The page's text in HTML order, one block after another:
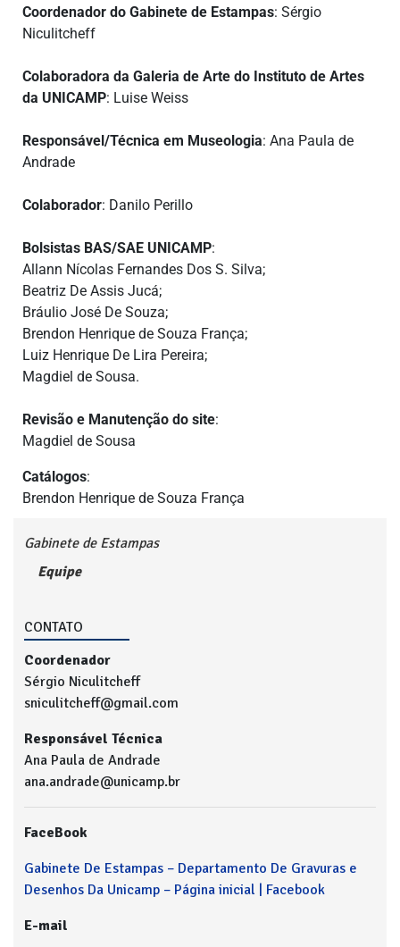
Coordenador do Gabinete de Estampas: Sérgio
Niculitcheff
Colaboradora da Galeria de Arte do Instituto de Artes
da UNICAMP: Luise Weiss
Responsável/Técnica em Museologia: Ana Paula de
Andrade
Colaborador: Danilo Perillo
Bolsistas BAS/SAE UNICAMP:
Allann Nícolas Fernandes Dos S. Silva;
Beatriz De Assis Jucá;
Bráulio José De Souza;
Brendon Henrique de Souza França;
Luiz Henrique De Lira Pereira;
Magdiel de Sousa.
Revisão e Manutenção do site:
Magdiel de Sousa
Catálogos:
Brendon Henrique de Souza França
Gabinete de Estampas
Equipe
CONTATO
Coordenador
Sérgio Niculitcheff
sniculitcheff@gmail.com
Responsável Técnica
Ana Paula de Andrade
ana.andrade@unicamp.br
FaceBook
Gabinete De Estampas – Departamento De Gravuras e
Desenhos Da Unicamp – Página inicial | Facebook
E-mail